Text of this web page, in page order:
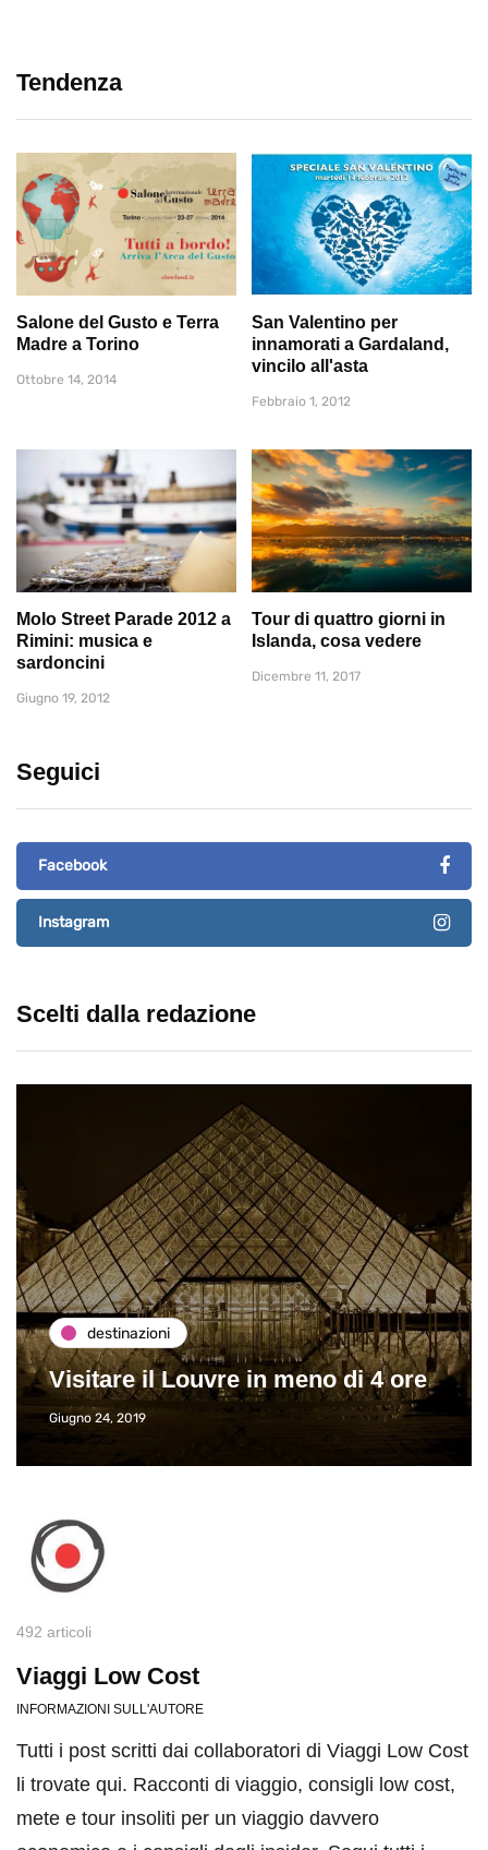
Tendenza
Salone del Gusto e Terra
Madre a Torino
Ottobre 14, 2014
San Valentino per
innamorati a Gardaland,
vincilo all'asta
Febbraio 1, 2012
Molo Street Parade 2012 a
Rimini: musica e
sardoncini
Giugno 19, 2012
Tour di quattro giorni in
Islanda, cosa vedere
Dicembre 11, 2017
Seguici
Facebook
Instagram
Scelti dalla redazione
destinazioni
Visitare il Louvre in meno di 4 ore
Giugno 24, 2019
492 articoli
Viaggi Low Cost
INFORMAZIONI SULL'AUTORE
Tutti i post scritti dai collaboratori di Viaggi Low Cost
li trovate qui. Racconti di viaggio, consigli low cost,
mete e tour insoliti per un viaggio davvero